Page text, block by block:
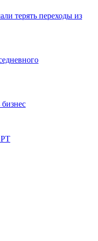
терять переходы из